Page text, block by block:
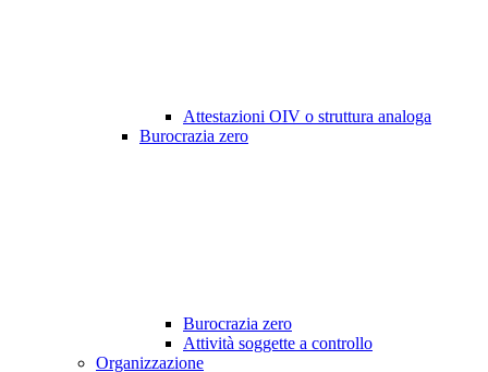
Attestazioni OIV o struttura analoga
Burocrazia zero
Burocrazia zero
Attività soggette a controllo
Organizzazione